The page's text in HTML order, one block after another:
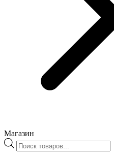
Магазин
Поиск
товаров